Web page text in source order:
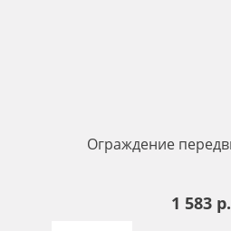
Ограждение
1 583 р.